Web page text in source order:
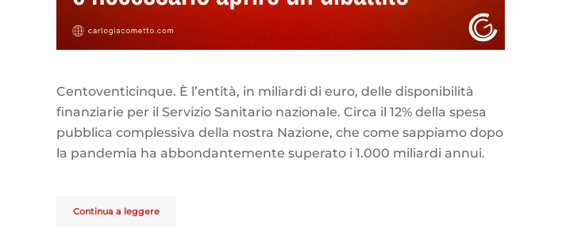
Centoventicinque. È l’entità, in miliardi di euro, delle disponibilità
finanziarie per il Servizio Sanitario nazionale. Circa il 12% della spesa
pubblica complessiva della nostra Nazione, che come sappiamo dopo
la pandemia ha abbondantemente superato i 1.000 miliardi annui.
Continua a leggere